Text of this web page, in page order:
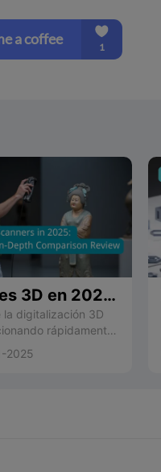
3D en 2025:
opciones y
detallada
la digitalización 3D
rápidamente
límites de la
2025